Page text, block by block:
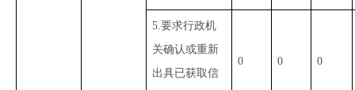
5.要求行政机
关确认或重新
出具已获取信
0 0 0